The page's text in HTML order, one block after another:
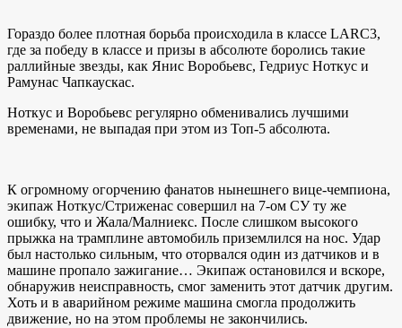
Гораздо более плотная борьба происходила в классе LARC3,
где за победу в классе и призы в абсолюте боролись такие
раллийные звезды, как Янис Воробьевс, Гедриус Ноткус и
Рамунас Чапкаускас.
Ноткус и Воробьевс регулярно обменивались лучшими
временами, не выпадая при этом из Топ-5 абсолюта.
К огромному огорчению фанатов нынешнего вице-чемпиона,
экипаж Ноткус/Стриженас совершил на 7-ом СУ ту же
ошибку, что и Жала/Малниекс. После слишком высокого
прыжка на трамплине автомобиль приземлился на нос. Удар
был настолько сильным, что оторвался один из датчиков и в
машине пропало зажигание… Экипаж остановился и вскоре,
обнаружив неисправность, смог заменить этот датчик другим.
Хоть и в аварийном режиме машина смогла продолжить
движение, но на этом проблемы не закончились.